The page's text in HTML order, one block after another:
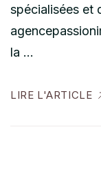
spécialisées et
la …
LIRE L'ARTICLE